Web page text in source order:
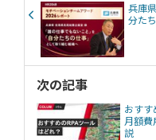
兵庫
分た
次の記事
おすす
月額
説